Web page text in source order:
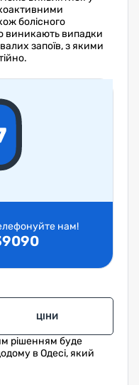
болісного
виникають випадки
запоїв, з якими
нам!
ЦІНИ
рішенням буде
в Одесі, який